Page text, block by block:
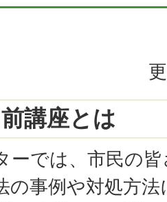
講座とは
ーでは、市民の
の事例や対処方